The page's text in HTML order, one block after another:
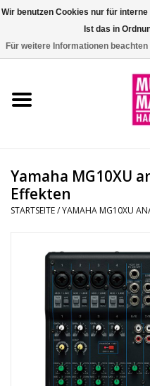
Aktion
Drums
Tasteninstrumente
Recording
Yamaha MG10XU
Effekten
STARTSEITE/YAMAHA MG10XU
Wir benutzen Cookies nur für
Ist das in
Für weitere Informationen